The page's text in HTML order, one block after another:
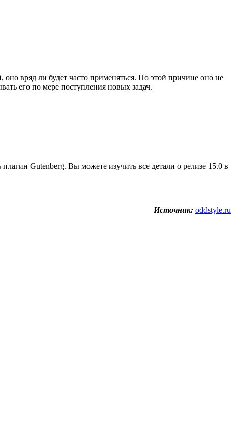
оно вряд ли будет часто применяться. По этой причине оно не
его по мере поступления новых задач.
Gutenberg. Вы можете изучить все детали о релизе 15.0 в
Источник: oddstyle.ru